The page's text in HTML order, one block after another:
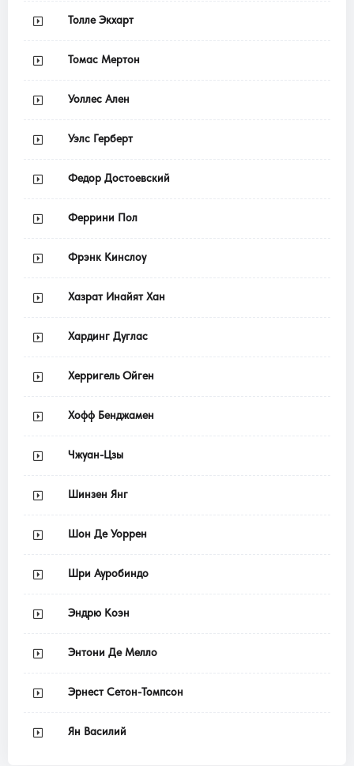
Толле Экхарт
Томас Мертон
Уоллес Ален
Уэлс Герберт
Федор Достоевский
Феррини Пол
Фрэнк Кинслоу
Хазрат Инайят Хан
Хардинг Дуглас
Херригель Ойген
Хофф Бенджамен
Чжуан-Цзы
Шинзен Янг
Шон Де Уоррен
Шри Ауробиндо
Эндрю Коэн
Энтони Де Мелло
Эрнест Сетон-Томпсон
Ян Василий